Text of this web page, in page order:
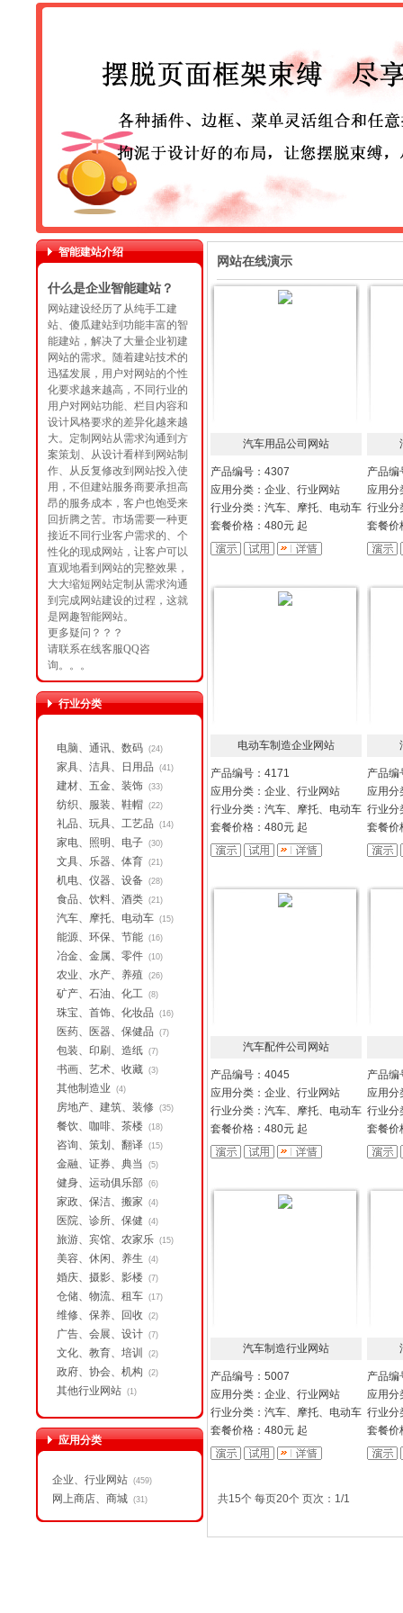
行业分类
电脑、通讯、数码 (24)
家具、洁具、日用品 (41)
建材、五金、装饰 (33)
纺织、服装、鞋帽 (22)
礼品、玩具、工艺品 (14)
家电、照明、电子 (30)
文具、乐器、体育 (21)
机电、仪器、设备 (28)
食品、饮料、酒类 (21)
汽车、摩托、电动车 (15)
能源、环保、节能 (16)
冶金、金属、零件 (10)
农业、水产、养殖 (26)
矿产、石油、化工 (8)
珠宝、首饰、化妆品 (16)
医药、医器、保健品 (7)
包装、印刷、造纸 (7)
书画、艺术、收藏 (3)
其他制造业 (4)
房地产、建筑、装修 (35)
餐饮、咖啡、茶楼 (18)
咨询、策划、翻译 (15)
金融、证券、典当 (5)
健身、运动俱乐部 (6)
家政、保洁、搬家 (4)
医院、诊所、保健 (4)
旅游、宾馆、农家乐 (15)
美容、休闲、养生 (4)
婚庆、摄影、影楼 (7)
仓储、物流、租车 (17)
维修、保养、回收 (2)
广告、会展、设计 (7)
文化、教育、培训 (2)
政府、协会、机构 (2)
其他行业网站 (1)
应用分类
企业、行业网站 (459)
网上商店、商城 (31)
智能建站介绍
什么是企业智能建站？
网站建设经历了从纯手工建
站、傻瓜建站到功能丰富的智
能建站，解决了大量企业初建
网站的需求。随着建站技术的
迅猛发展，用户对网站的个性
化要求越来越高，不同行业的
用户对网站功能、栏目内容和
设计风格要求的差异化越来越
大。定制网站从需求沟通到方
案策划、从设计看样到网站制
作、从反复修改到网站投入使
用，不但建站服务商要承担高
昂的服务成本，客户也饱受来
回折腾之苦。市场需要一种更
接近不同行业客户需求的、个
性化的现成网站，让客户可以
直观地看到网站的完整效果，
大大缩短网站定制从需求沟通
到完成网站建设的过程，这就
是网趣智能网站。
更多疑问？？？
请联系在线客服QQ咨
询。。。
网站在线演示
汽车用品公司网站
产品编号：4307
应用分类：企业、行业网站
行业分类：汽车、摩托、电动车
套餐价格：480元 起
产品编
应用分
行业分
套餐价
电动车制造企业网站
产品编号：4171
应用分类：企业、行业网站
行业分类：汽车、摩托、电动车
套餐价格：480元 起
产品编
应用分
行业分
套餐价
汽车配件公司网站
产品编号：4045
应用分类：企业、行业网站
行业分类：汽车、摩托、电动车
套餐价格：480元 起
产品编
应用分
行业分
套餐价
汽车制造行业网站
产品编号：5007
应用分类：企业、行业网站
行业分类：汽车、摩托、电动车
套餐价格：480元 起
产品编
应用分
行业分
套餐价
共15个 每页20个 页次：1/1